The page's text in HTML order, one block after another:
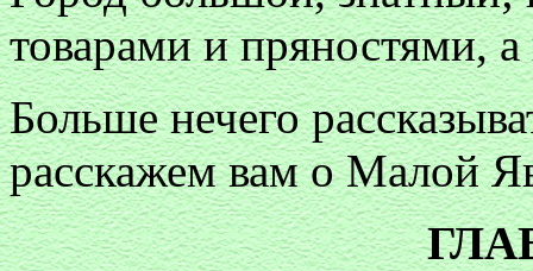
товарами и пряностями,
Больше нечего
расскажем вам о Малой